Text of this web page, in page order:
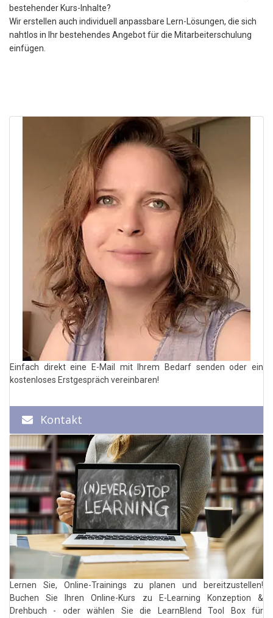
bestehender Kurs-Inhalte?
Wir erstellen auch individuell anpassbare Lern-Lösungen, die sich
nahtlos in Ihr bestehendes Angebot für die Mitarbeiterschulung
einfügen.
Einfach direkt eine E-Mail mit Ihrem Bedarf senden oder ein
kostenloses Erstgespräch vereinbaren!
Kontakt
Lernen Sie, Online-Trainings zu planen und bereitzustellen!
Buchen Sie Ihren Online-Kurs zu E-Learning Konzeption &
Drehbuch - oder wählen Sie die LearnBlend Tool Box für